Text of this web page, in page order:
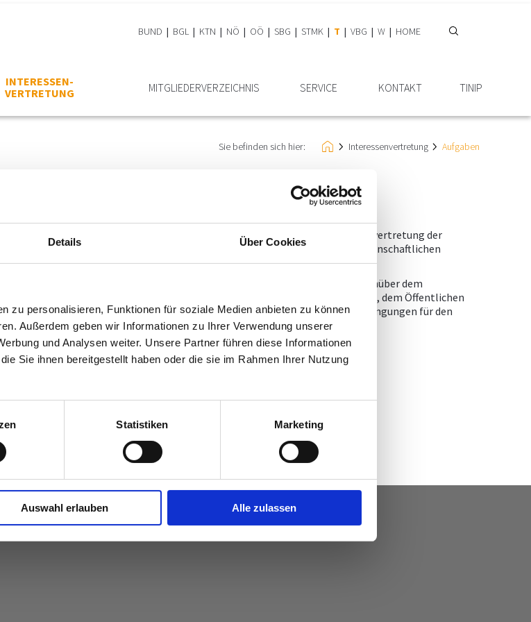
Details Über Cookies
zu personalisieren, Funktionen für soziale Medien anbieten zu können
Außerdem geben wir Informationen zu Ihrer Verwendung unserer
und Analysen weiter. Unsere Partner führen diese Informationen
Sie ihnen bereitgestellt haben oder die sie im Rahmen Ihrer Nutzung
Statistiken Marketing
Auswahl erlauben Alle zulassen
BUND BGL KTN NÖ OÖ SBG STMK T VBG W HOME
INTERESSEN­
VERTRETUNG
MITGLIEDER­VERZEICHNIS SERVICE KONTAKT TINIP
Sie befinden sich hier: Interessen­vertretung Aufgaben
Fachgruppe Ingenieurbüros Wirtschaftskammer Tirol
ist die Standesvertretung der
Ingenieurbüros Tirol
, die ihre Leistungen auf allen technischen und naturwissenschaftlichen
Tätigkeitsfeldern anbieten.
vertritt die Interessen seiner Mitglieder gegenüber dem
Gesetzgeber auf nationaler und europäischer Ebene, gegenüber der Verwaltung, dem Öffentlichen
Auftraggeber sowie im Normenwesen und schafft so bestmögliche Rahmenbedingungen für den
Berufsstand.
DATENSCHUTZ